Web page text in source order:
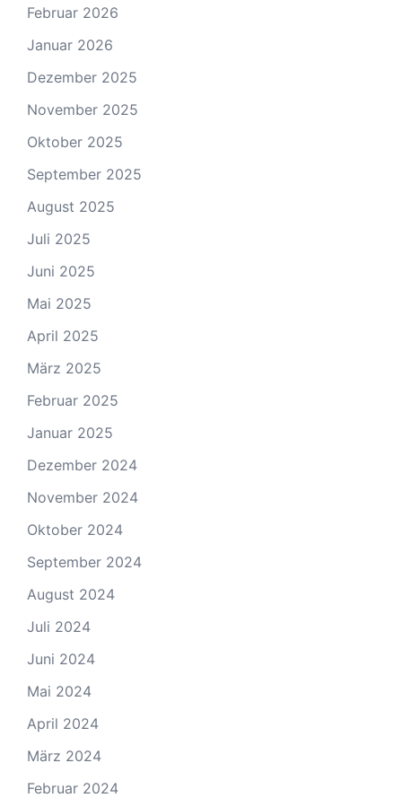
Februar 2026
Januar 2026
Dezember 2025
November 2025
Oktober 2025
September 2025
August 2025
Juli 2025
Juni 2025
Mai 2025
April 2025
März 2025
Februar 2025
Januar 2025
Dezember 2024
November 2024
Oktober 2024
September 2024
August 2024
Juli 2024
Juni 2024
Mai 2024
April 2024
März 2024
Februar 2024